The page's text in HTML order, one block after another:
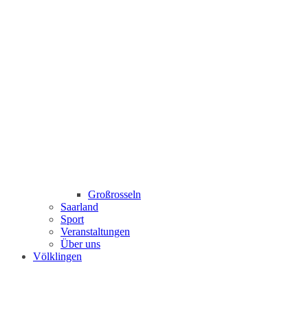
Großrosseln
Saarland
Sport
Veranstaltungen
Über uns
Völklingen